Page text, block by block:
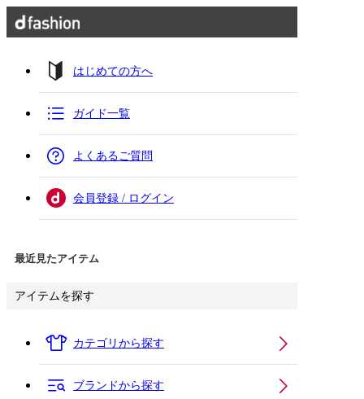
はじめての方へ
ガイド一覧
よくあるご質問
会員登録 / ログイン
最近見たアイテム
アイテムを探す
カテゴリから探す
ブランドから探す